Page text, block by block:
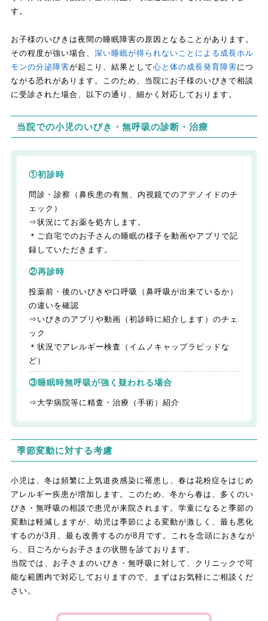
す。
お子様のいびきは夜間の睡眠障害の原因となることがあります。
その程度が強い場合、 深い睡眠が得られないことによる成長ホル
モンの分泌障害が起こり、結果として心と体の成長発育障害につ
ながる恐れがあります。このため、当院にお子様のいびきで相談
に受診された場合、以下の通り、細かく対応しております。
当院での小児のいびき・無呼吸の診断・治療
①初診時
問診・診察（鼻疾患の有無、内視鏡でのアデノイドのチ
ェック）
⇒状況にてお薬を処方します。
＊ご自宅でのお子さんの睡眠の様子を動画やアプリで記
録していただきます。
②再診時
投薬前・後のいびきや口呼吸（鼻呼吸が出来ているか）
の違いを確認
⇒いびきのアプリや動画（初診時に紹介します）のチェ
ック
＊状況でアレルギー検査（イムノキャップラピッドな
ど）
③睡眠時無呼吸が強く疑われる場合
⇒大学病院等に精査・治療（手術）紹介
季節変動に対する考慮
小児は、冬は頻繁に上気道炎感染に罹患し、春は花粉症をはじめ
アレルギー疾患が増加します。このため、冬から春は、多くのい
びき・無呼吸の相談で患児が来院されます。学童になると季節の
変動は軽減しますが、幼児は季節による変動が激しく、最も悪化
するのが3月、最も改善するのが8月です。これを念頭におきなが
ら、日ごろからお子さまの状態を診ております。
当院では、お子さまのいびき・無呼吸に対して、クリニックで可
能な範囲内で対応しておりますので、まずはお気軽にご相談くだ
さい。